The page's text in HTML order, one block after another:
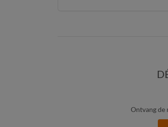
Ontvang de